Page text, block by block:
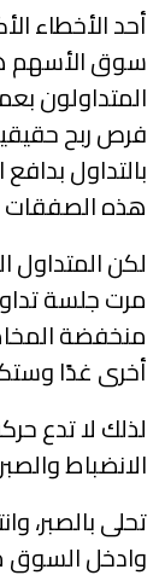
أحد الأخطاء
سوق الأسهم
المتداولون
فرص ربح
بالتداول
هذه الصفقات
لكن المتداول
مرت جلسة
منخفضة
أخرى غدًا
لذلك لا تدع
الانضباط
تحلى بالصبر،
وادخل السوق